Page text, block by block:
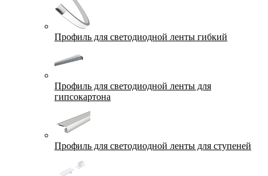
Профиль для светодиодной ленты гибкий
Профиль для светодиодной ленты для
гипсокартона
Профиль для светодиодной ленты для ступеней